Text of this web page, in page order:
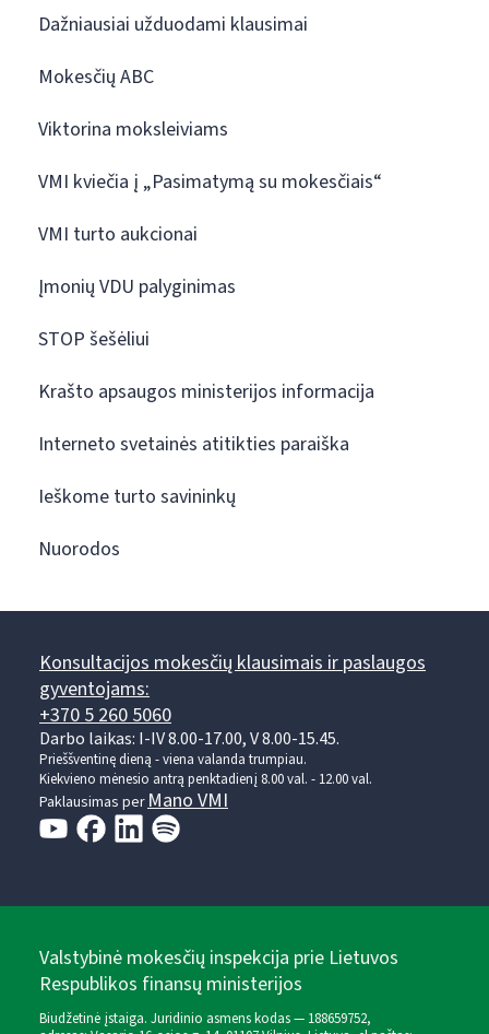
Dažniausiai užduodami klausimai
Mokesčių ABC
Viktorina moksleiviams
VMI kviečia į „Pasimatymą su mokesčiais“
VMI turto aukcionai
Įmonių VDU palyginimas
STOP šešėliui
Krašto apsaugos ministerijos informacija
Interneto svetainės atitikties paraiška
Ieškome turto savininkų
Nuorodos
Konsultacijos mokesčių klausimais ir paslaugos
gyventojams:
+370 5 260 5060
Darbo laikas: I-IV 8.00-17.00, V 8.00-15.45.
Prieššventinę dieną - viena valanda trumpiau.
Kiekvieno mėnesio antrą penktadienį 8.00 val. - 12.00 val.
Paklausimas perMano VMI
Valstybinė mokesčių inspekcija prie Lietuvos
Respublikos finansų ministerijos
Biudžetinė įstaiga. Juridinio asmens kodas — 188659752,